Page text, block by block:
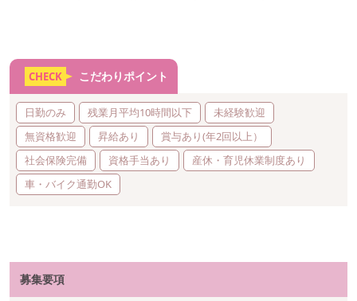
CHECK こだわりポイント
日勤のみ 残業月平均10時間以下
未経験歓迎
無資格歓迎
昇給あり
賞与あり(年2回以上）
社会保険完備
資格手当あり
産休・育児休業制度あり
車・バイク通勤OK
募集要項